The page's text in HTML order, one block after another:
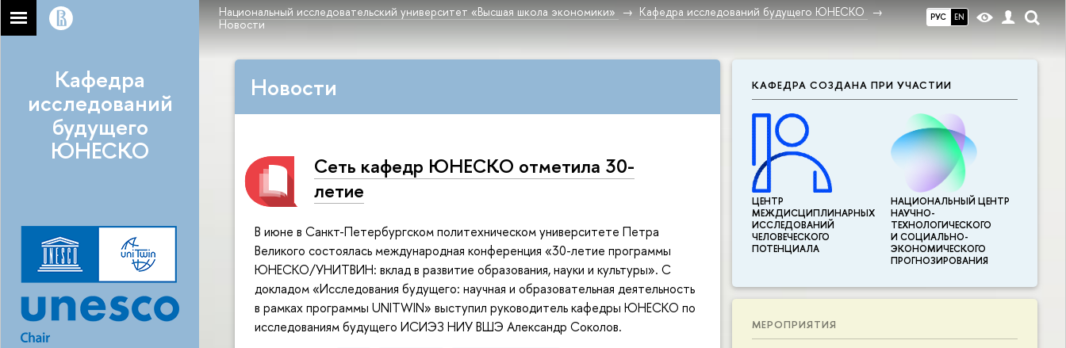
РУС EN
Национальный исследовательский университет «Высшая школа экономики»
Кафедра исследований будущего ЮНЕСКО
Новости
Кафедра
исследований
будущего
ЮНЕСКО
КАФЕДРА СОЗДАНА ПРИ УЧАСТИИ
ЦЕНТР
МЕЖДИСЦИПЛИНАР­НЫХ
ИССЛЕДОВАНИЙ
ЧЕЛОВЕЧЕСКОГО
ПОТЕНЦИАЛА
НАЦИОНАЛЬНЫЙ ЦЕНТР
НАУЧНО-
ТЕХНОЛОГИЧЕСКОГО
И СОЦИАЛЬНО-
ЭКОНОМИЧЕСКОГО
ПРОГНОЗИРОВАНИЯ
МЕРОПРИЯТИЯ
Новости
Сеть кафедр ЮНЕСКО отметила 30-
летие
В июне в Санкт-Петербургском политехническом университете Петра
Великого состоялась международная конференция «30-летие программы
ЮНЕСКО/УНИТВИН: вклад в развитие образования, науки и культуры». С
докладом «Исследования будущего: научная и образовательная деятельность
в рамках программы UNITWIN» выступил руководитель кафедры ЮНЕСКО по
исследованиям будущего ИСИЭЗ НИУ ВШЭ Александр Соколов.